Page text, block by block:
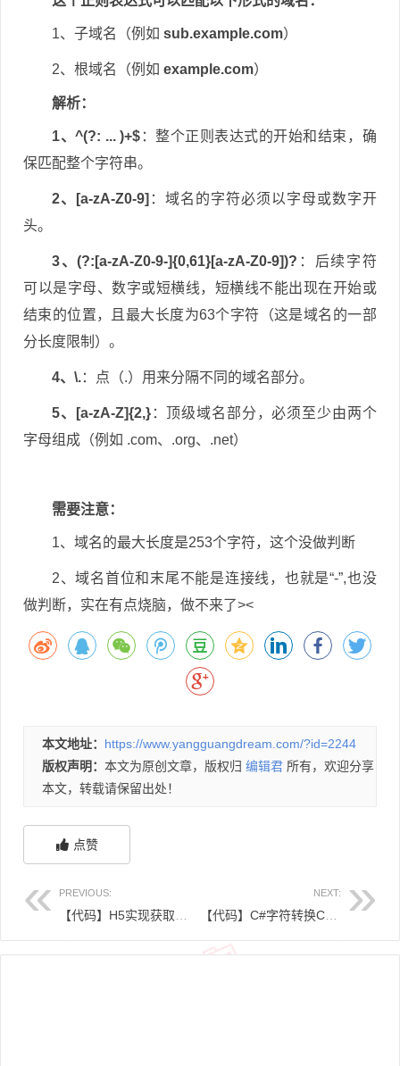
1、子域名（例如 sub.example.com）
2、根域名（例如 example.com）
解析：
1、^(?: ... )+$ ：整个正则表达式的开始和结束，确
保匹配整个字符串。
2、[a-zA-Z0-9] ：域名的字符必须以字母或数字开
头。
3、(?:[a-zA-Z0-9-]{0,61}[a-zA-Z0-9])? ：后续字符
可以是字母、数字或短横线，短横线不能出现在开始或
结束的位置，且最大长度为63个字符（这是域名的一部
分长度限制）。
4、\.：点（.）用来分隔不同的域名部分。
5、[a-zA-Z]{2,}：顶级域名部分，必须至少由两个
字母组成（例如 .com、.org、.net）
需要注意：
1、域名的最大长度是253个字符，这个没做判断
2、域名首位和末尾不能是连接线，也就是“-”,也没
做判断，实在有点烧脑，做不来了><
本文地址： https://www.yangguangdream.com/?id=2244
版权声明： 本文为原创文章，版权归 编辑君 所有，欢迎分享
本文，转载请保留出处！
点赞
PREVIOUS:
【代码】H5实现获取手机陀螺仪数据
NEXT:
【代码】C#字符转换Charcode